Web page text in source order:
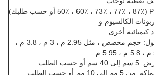
PVC (50٪ ، 60٪ ، 73٪ ، 77٪ ، 87٪ أو حسب طلبك)
الكالسيوم و
كيميائية أخرى
الطول: حجم مخصص ، مثل 2.95 م ، 3 م ، 3.8 م ،
أو حسب الطلب
5 مم إلى 10 مم أو حسب الطلب